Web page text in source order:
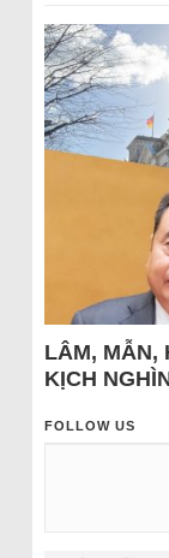
LÂM, MẪN,
KỊCH
FOLLOW US